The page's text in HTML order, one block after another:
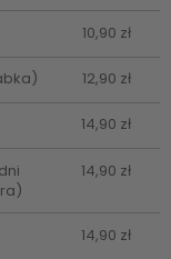
10,90 zł
12,90 zł
14,90 zł
14,90 zł
14,90 zł